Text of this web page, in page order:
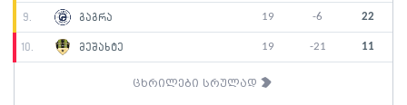
9. გაგრა 19 -6 22
10. მეშახტე 19 -21 11
ცხრილები სრულად